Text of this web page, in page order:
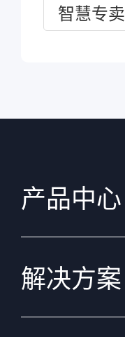
智慧专卖
产品中心
解决方案